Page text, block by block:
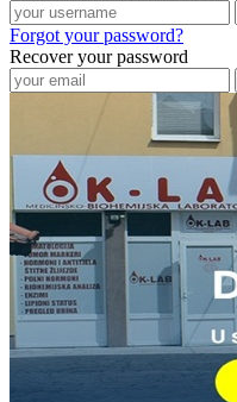
Forgot your password?
Recover your password